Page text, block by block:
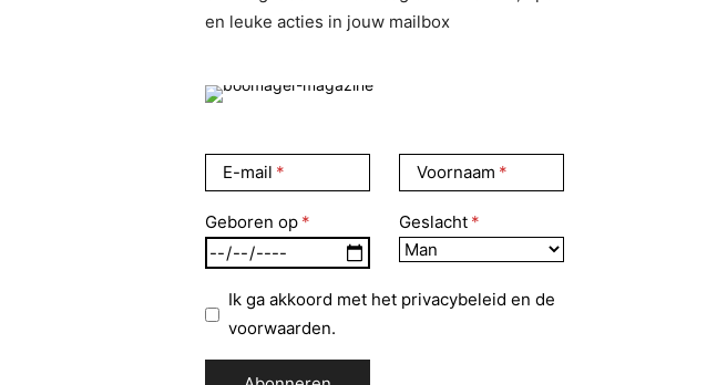
en leuke acties in jouw mailbox
E-mail Voornaam
Geboren op Geslacht
Ik ga akkoord met het privacybeleid en de
voorwaarden.